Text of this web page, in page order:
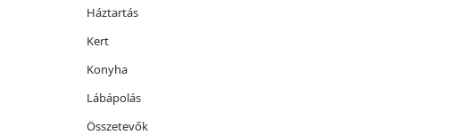
Háztartás
Kert
Konyha
Lábápolás
Összetevők